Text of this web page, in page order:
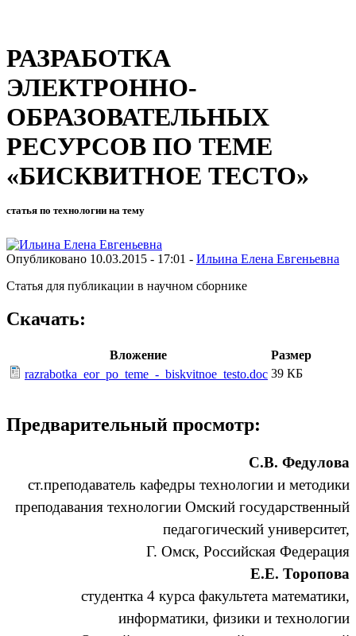
РАЗРАБОТКА
ЭЛЕКТРОННО-
ОБРАЗОВАТЕЛЬНЫХ
РЕСУРСОВ ПО ТЕМЕ
«БИСКВИТНОЕ ТЕСТО»
статья по технологии на тему
Опубликовано 10.03.2015 - 17:01 - Ильина Елена Евгеньевна
Статья для публикации в научном сборнике
Скачать:
Вложение
Размер
razrabotka_eor_po_teme_-_biskvitnoe_testo.doc 39 КБ
Предварительный просмотр:
С.В. Федулова
ст.преподаватель кафедры технологии и методики
преподавания технологии Омский государственный
педагогический университет,
Г. Омск, Российская Федерация
Е.Е. Торопова
студентка 4 курса факультета математики,
информатики, физики и технологии